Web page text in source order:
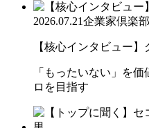
2026.07.21企業家倶楽
【核心インタビュー
「もったいない」を
ロを目指す